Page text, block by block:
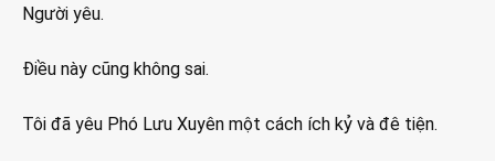
Người yêu.
Điều này cũng không sai.
Tôi đã yêu Phó Lưu Xuyên một cách ích kỷ và đê tiện.